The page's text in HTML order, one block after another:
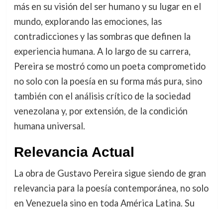
más en su visión del ser humano y su lugar en el
mundo, explorando las emociones, las
contradicciones y las sombras que definen la
experiencia humana. A lo largo de su carrera,
Pereira se mostró como un poeta comprometido
no solo con la poesía en su forma más pura, sino
también con el análisis crítico de la sociedad
venezolana y, por extensión, de la condición
humana universal.
Relevancia Actual
La obra de Gustavo Pereira sigue siendo de gran
relevancia para la poesía contemporánea, no solo
en Venezuela sino en toda América Latina. Su